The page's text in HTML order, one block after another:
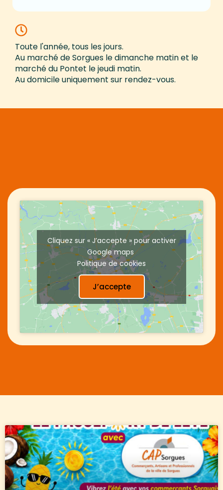
Toute l'année, tous les jours.
Au marché de Sorgues le dimanche matin et le
marché du Pontet le jeudi matin.
Au domicile uniquement sur rendez-vous.
Cliquez sur « J’accepte » pour activer
Google maps
Politique de cookies
J’accepte